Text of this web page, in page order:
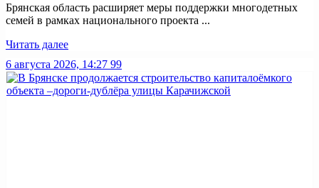
Брянская область расширяет меры поддержки многодетных
семей в рамках национального проекта ...
Читать далее
6 августа 2026, 14:27 99